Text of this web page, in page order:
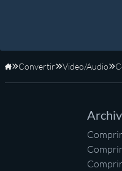
Inicio
Convertir Video/Audio